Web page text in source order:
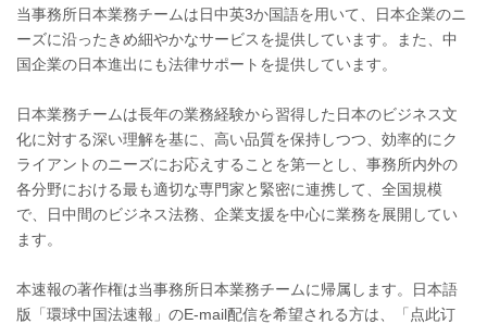
当事務所日本業務チームは日中英3か国語を用いて、日本企業のニ
ーズに沿ったきめ細やかなサービスを提供しています。また、中
国企業の日本進出にも法律サポートを提供しています。
日本業務チームは長年の業務経験から習得した日本のビジネス文
化に対する深い理解を基に、高い品質を保持しつつ、効率的にク
ライアントのニーズにお応えすることを第一とし、事務所内外の
各分野における最も適切な専門家と緊密に連携して、全国規模
で、日中間のビジネス法務、企業支援を中心に業務を展開してい
ます。
本速報の著作権は当事務所日本業務チームに帰属します。日本語
版「環球中国法速報」のE-mail配信を希望される方は、「点此订